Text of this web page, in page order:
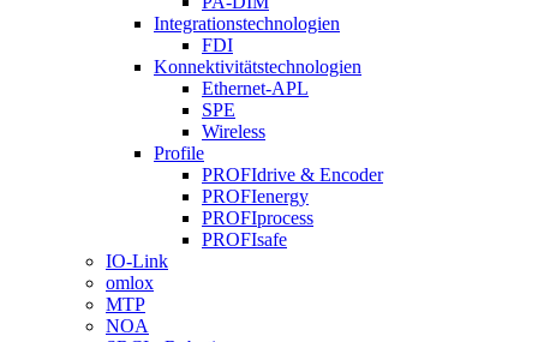
Integrationstechnologien
FDI
Konnektivitätstechnologien
Ethernet-APL
SPE
Wireless
Profile
PROFIdrive & Encoder
PROFIenergy
PROFIprocess
PROFIsafe
IO-Link
omlox
MTP
NOA